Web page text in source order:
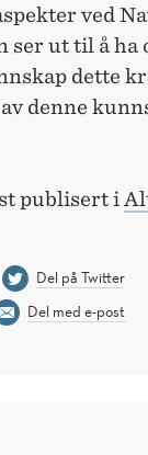
ved
ser ut til å ha
dette
denne
publisert i
Del på Twitter
Del med e-post